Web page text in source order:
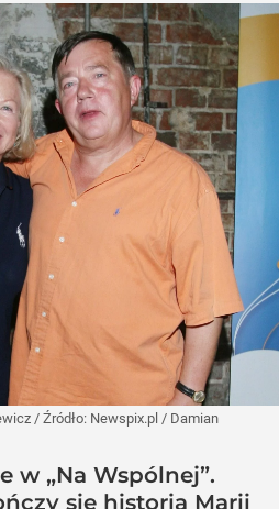
/ Źródło: Newspix.pl / Damian
w „Na Wspólnej”.
się historia Marii